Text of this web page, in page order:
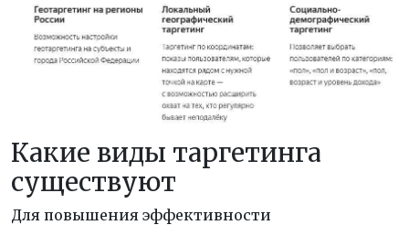
Какие виды таргетинга
существуют
Для повышения эффективности